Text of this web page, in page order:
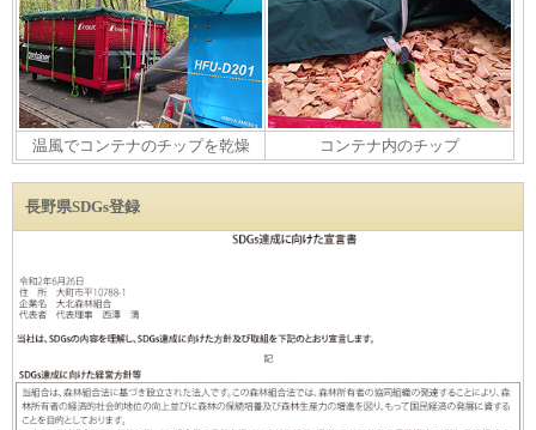
温風でコンテナのチップを乾燥 コンテナ内のチップ
長野県SDGs登録